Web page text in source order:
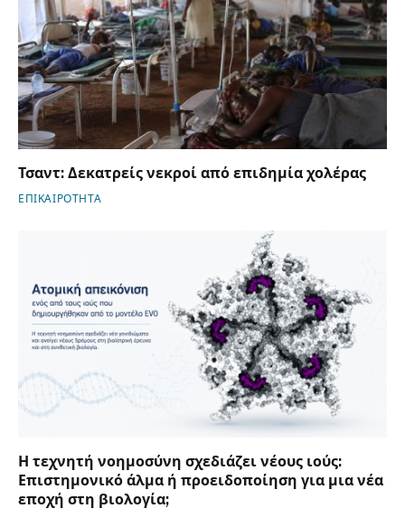
Τσαντ: Δεκατρείς νεκροί από επιδημία χολέρας
ΕΠΙΚΑΙΡΟΤΗΤΑ
Η τεχνητή νοημοσύνη σχεδιάζει νέους ιούς:
Επιστημονικό άλμα ή προειδοποίηση για μια νέα
εποχή στη βιολογία;